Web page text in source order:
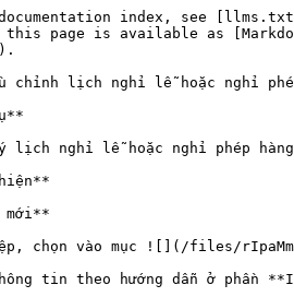
index, see
this page is available as
chỉnh lịch nghỉ lễ hoặc nghỉ
lịch nghỉ lễ hoặc nghỉ phép
mới**
chọn vào mục ![](/files/
tin theo hướng dẫn ở